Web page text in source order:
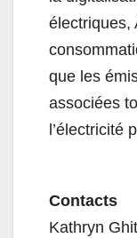
électriques,
que les
associées
l’électricité
Contacts
Kathryn